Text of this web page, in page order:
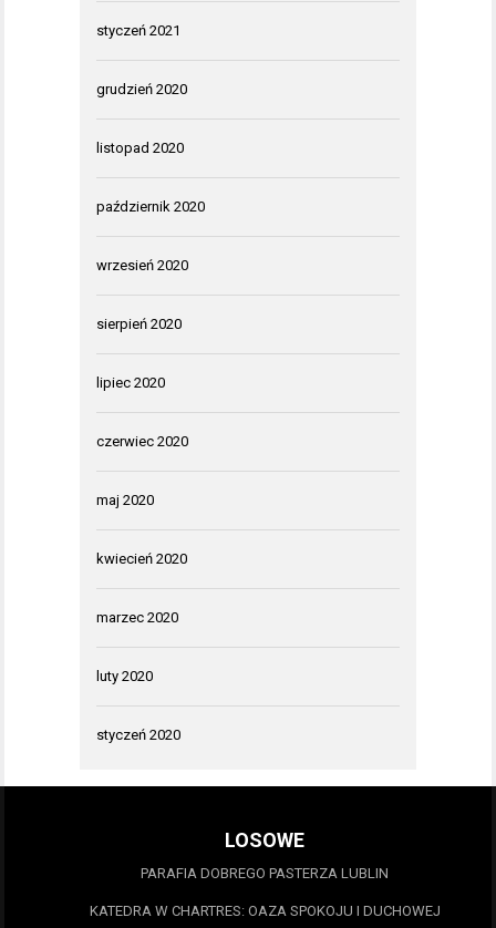
styczeń 2021
grudzień 2020
listopad 2020
październik 2020
wrzesień 2020
sierpień 2020
lipiec 2020
czerwiec 2020
maj 2020
kwiecień 2020
marzec 2020
luty 2020
styczeń 2020
LOSOWE
PARAFIA DOBREGO PASTERZA LUBLIN
KATEDRA W CHARTRES: OAZA SPOKOJU I DUCHOWEJ